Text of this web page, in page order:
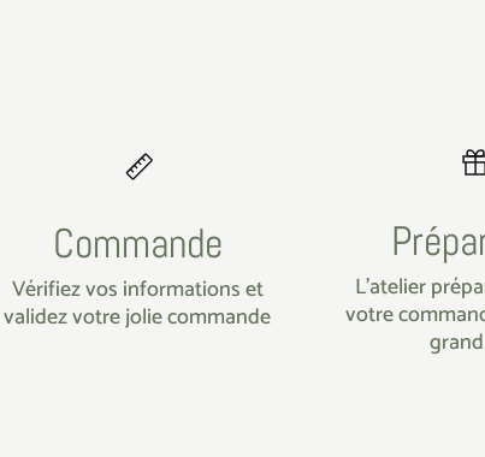
Commande
Vérifiez vos informations et
validez votre jolie commande
L’atelier
votre